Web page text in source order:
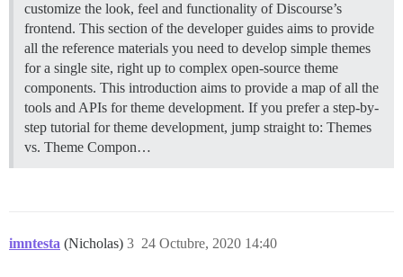
customize the look, feel and functionality of Discourse’s
frontend. This section of the developer guides aims to provide
all the reference materials you need to develop simple themes
for a single site, right up to complex open-source theme
components. This introduction aims to provide a map of all the
tools and APIs for theme development. If you prefer a step-by-
step tutorial for theme development, jump straight to: Themes
vs. Theme Compon…
imntesta (Nicholas) 24 Octubre, 2020 14:40
3